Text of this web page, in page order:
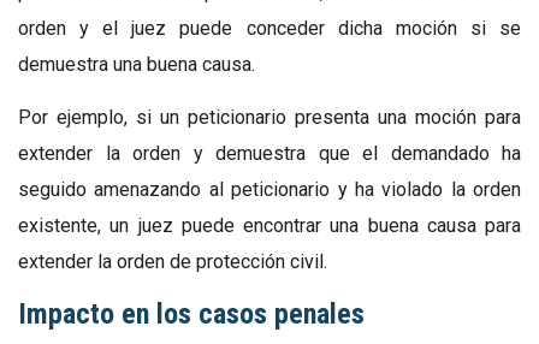
orden y el juez puede conceder dicha moción si se
demuestra una buena causa.
Por ejemplo, si un peticionario presenta una moción para
extender la orden y demuestra que el demandado ha
seguido amenazando al peticionario y ha violado la orden
existente, un juez puede encontrar una buena causa para
extender la orden de protección civil.
Impacto en los casos penales